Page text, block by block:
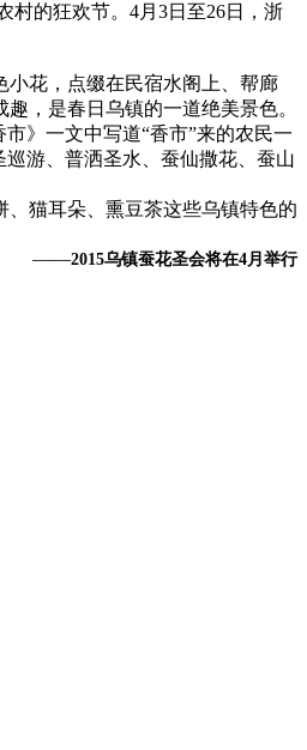
村的狂欢节。4月3日至26日，浙
花，点缀在民宿水阁上、帮廊
，是春日乌镇的一道绝美景色。
》一文中写道“香市”来的农民一
游、普洒圣水、蚕仙撒花、蚕山
猫耳朵、熏豆茶这些乌镇特色的
——2015乌镇蚕花圣会将在4月举行